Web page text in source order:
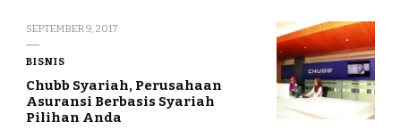
SEPTEMBER 9, 2017
BISNIS
Chubb Syariah, Perusahaan
Asuransi Berbasis Syariah
Pilihan Anda